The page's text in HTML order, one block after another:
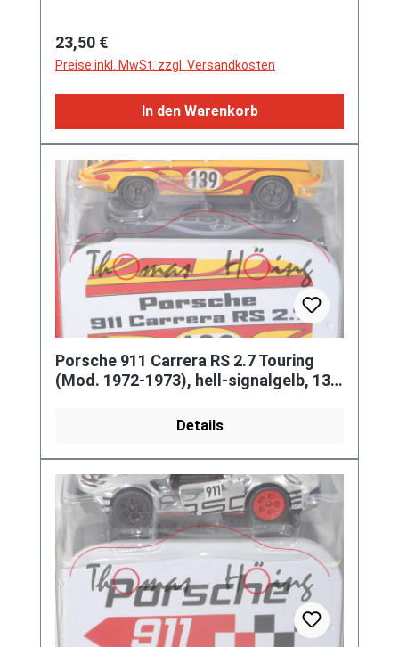
Regulärer Preis:
23,50 €
Preise inkl. MwSt. zzgl. Versandkosten
In den Warenkorb
Porsche 911 Carrera RS 2.7 Touring
(Mod. 1972-1973), hell-signalgelb, 139,
Details